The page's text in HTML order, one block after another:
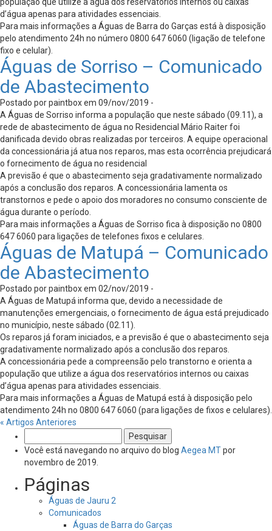
d’água apenas para atividades essenciais.
Para mais informações a Águas de Barra do Garças está à disposição
pelo atendimento 24h no número 0800 647 6060 (ligação de telefone
fixo e celular).
Águas de Sorriso – Comunicado
de Abastecimento
Postado por paintbox em 09/nov/2019 -
A Águas de Sorriso informa a população que neste sábado (09.11), a
rede de abastecimento de água no Residencial Mário Raiter foi
danificada devido obras realizadas por terceiros. A equipe operacional
da concessionária já atua nos reparos, mas esta ocorrência prejudicará
o fornecimento de água no residencial
A previsão é que o abastecimento seja gradativamente normalizado
após a conclusão dos reparos. A concessionária lamenta os
transtornos e pede o apoio dos moradores no consumo consciente de
água durante o período.
Para mais informações a Águas de Sorriso fica à disposição no 0800
647 6060 para ligações de telefones fixos e celulares.
Águas de Matupá – Comunicado
de Abastecimento
Postado por paintbox em 02/nov/2019 -
A Águas de Matupá informa que, devido a necessidade de
manutenções emergenciais, o fornecimento de água está prejudicado
no município, neste sábado (02.11).
Os reparos já foram iniciados, e a previsão é que o abastecimento seja
gradativamente normalizado após a conclusão dos reparos.
A concessionária pede a compreensão pelo transtorno e orienta a
população que utilize a água dos reservatórios internos ou caixas
d’água apenas para atividades essenciais.
Para mais informações a Águas de Matupá está à disposição pelo
atendimento 24h no 0800 647 6060 (para ligações de fixos e celulares).
« Artigos Anteriores
por:
Você está navegando no arquivo do blog Aegea MTpor
novembro de 2019.
Páginas
Águas de Jauru 2
Comunicados
Águas de Barra do Garças